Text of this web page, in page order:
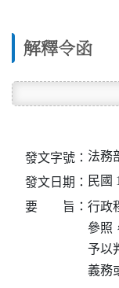
解釋令函
發文字號： 法務
發文日期： 民國
要 旨： 行政
參照
予以
義務